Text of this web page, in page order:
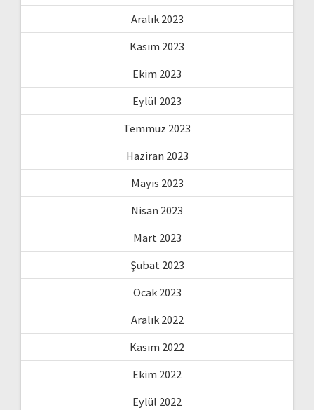
Aralık 2023
Kasım 2023
Ekim 2023
Eylül 2023
Temmuz 2023
Haziran 2023
Mayıs 2023
Nisan 2023
Mart 2023
Şubat 2023
Ocak 2023
Aralık 2022
Kasım 2022
Ekim 2022
Eylül 2022